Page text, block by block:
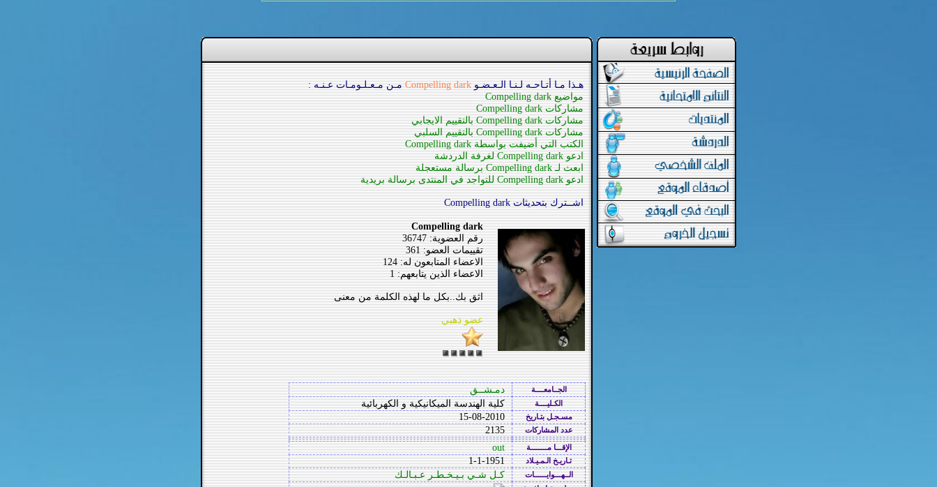
هـذا مـا أتـاحـه لـنـا الـعـضـو Compelling dark مـن مـعـلـومـات عـنـه :
مواضيع Compelling dark
مشاركات Compelling dark
مشاركات Compelling dark بالتقييم الايجابي
مشاركات Compelling dark بالتقييم السلبي
الكتب التي أضيفت بواسطة Compelling dark
ادعو Compelling dark لغرفة الدردشة
ابعث لـ Compelling dark برسالة مستعجلة
ادعو Compelling dark للتواجد في المنتدى برسالة بريدية
اشــترك بتحديثات Compelling dark
Compelling dark
رقم العضوية: 36747
تقييمات العضو: 361
الاعضاء المتابعون له: 124
الاعضاء الذين يتابعهم: 1
اثق بك..بكل ما لهذه الكلمة من معنى
عضو ذهبي
الجــامعــــة دمـشــق
الكـليــــة كلية الهندسة الميكانيكية و الكهربائية
مسـجـل بتـاريخ 15-08-2010
عدد المشاركات 2135
الإقـــا مــــــــة out
تـاريـخ الـمـيـلاد 1-1-1951
الــهـــوايــــــات كـل شـي بـيـخـطـر عـبـالـك